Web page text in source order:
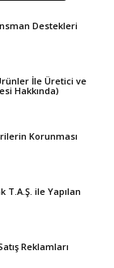
Destekleri
İle Üretici ve
Hakkında)
Korunması
T.A.Ş. ile Yapılan
Reklamları